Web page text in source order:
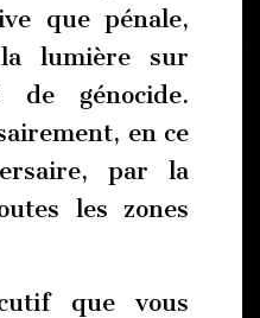
que pénale,
lumière sur
de génocide.
en ce
par la
les zones
que vous